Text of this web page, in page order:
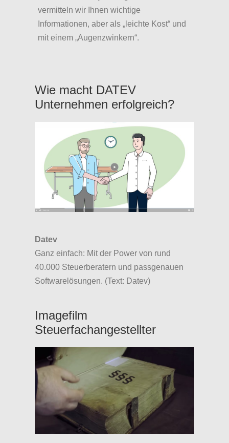
vermitteln wir Ihnen wichtige
Informationen, aber als „leichte Kost“ und
mit einem „Augenzwinkern“.
Wie macht DATEV
Unternehmen erfolgreich?
Datev
Ganz einfach: Mit der Power von rund
40.000 Steuerberatern und passgenauen
Softwarelösungen. (Text: Datev)
Imagefilm
Steuerfachangestellter